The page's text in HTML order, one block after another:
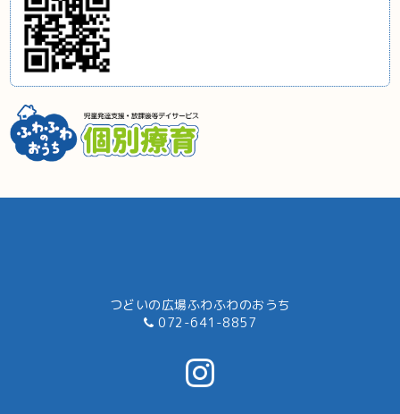
つどいの広場ふわふわのおうち
072-641-8857